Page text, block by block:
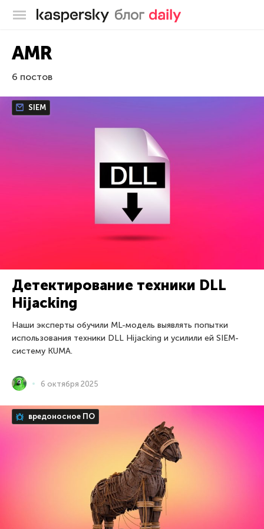
Блог Касперского
AMR
6 постов
SIEM
Детектирование техники DLL
Hijacking
Наши эксперты обучили ML-модель выявлять попытки
использования техники DLL Hijacking и усилили ей SIEM-
систему KUMA.
6 октября 2025
вредоносное ПО